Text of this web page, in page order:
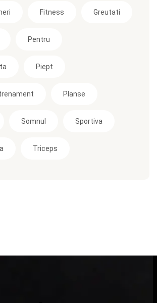
Fitness Greutati
Pentru
Piept
Planse
Somnul Sportiva
Triceps